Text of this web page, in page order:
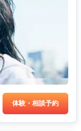
体験・相談予約